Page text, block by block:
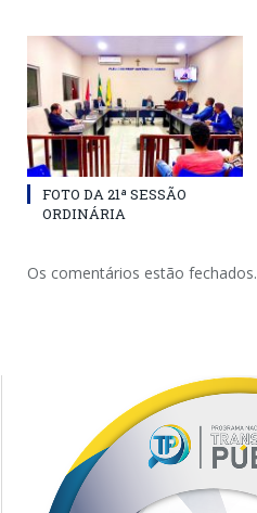
FOTO DA 21ª SESSÃO
ORDINÁRIA
Os comentários estão fechados.